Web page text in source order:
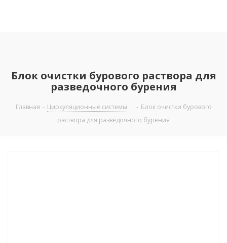
Блок очистки бурового раствора для
разведочного бурения
Главная - Циркуляционные системы - Блок очистки бурового
раствора для разведочного бурения